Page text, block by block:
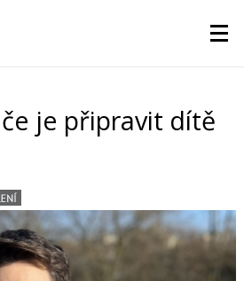
je připravit dítě